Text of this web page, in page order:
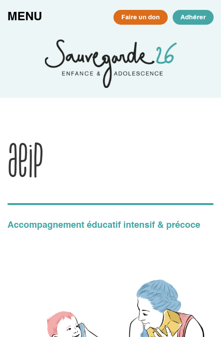
MENU Faire un don Adhérer
AEIP
Accompagnement éducatif intensif & précoce